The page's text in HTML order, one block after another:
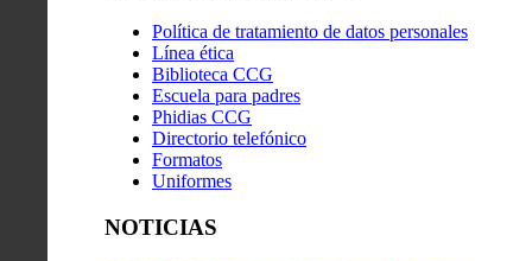
Política de tratamiento de datos personales
Línea ética
Biblioteca CCG
Escuela para padres
Phidias CCG
Directorio telefónico
Formatos
Uniformes
NOTICIAS